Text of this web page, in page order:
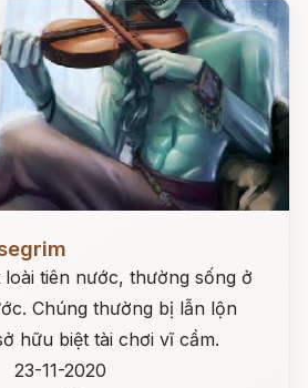
loài tiên nước, thường sống ở
Chúng thường bị lẫn lộn
hữu biệt tài chơi vĩ cầm.
23-11-2020